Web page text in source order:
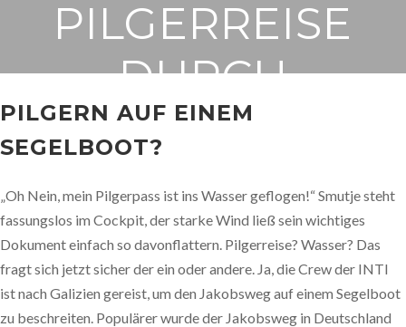
PILGERREISE
DURCH
GALICIEN
PILGERN AUF EINEM
SEGELBOOT?
„Oh Nein, mein Pilgerpass ist ins Wasser geflogen!“ Smutje steht
fassungslos im Cockpit, der starke Wind ließ sein wichtiges
Dokument einfach so davonflattern. Pilgerreise? Wasser? Das
fragt sich jetzt sicher der ein oder andere. Ja, die Crew der INTI
ist nach Galizien gereist, um den Jakobsweg auf einem Segelboot
zu beschreiten. Populärer wurde der Jakobsweg in Deutschland